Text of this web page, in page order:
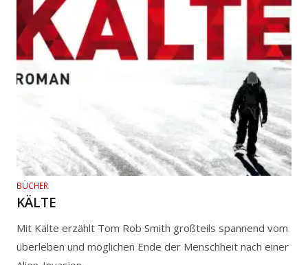
BÜCHER
KÄLTE
Mit Kälte erzählt Tom Rob Smith großteils spannend vom
überleben und möglichen Ende der Menschheit nach einer